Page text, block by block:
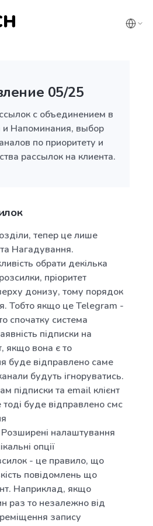
05/25
с объединением в
Напоминания, выбор
по приоритету и
рассылок на клиента.
тепер це лише
Нагадування.
обрати декілька
пріоритет
донизу, тому порядок
Тобто якщо це Telegram -
спочатку система
підписки на
якщо вона є то
буде відправлено саме
будуть ігноруватись.
підписки та email клієнт
буде відправлено смс
налаштування
опції
- це правило, що
повідомлень що
Наприклад, якщо
раз то незалежно від
запису